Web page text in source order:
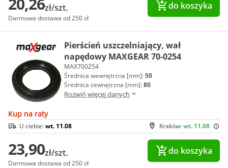
zł/szt.
Darmowa dostawa od 250 zł
do koszyka
Pierścień uszczelniający, wał
napędowy MAXGEAR 70-0254
MAX700254
Średnica wewnętrzna [mm]:50
Średnica zewnętrzna [mm]:80
Rozwiń więcej danych
Kup na raty
Kraków:wt. 11.08
U ciebie:wt. 11.08
23,90zł/szt.
Darmowa dostawa od 250 zł
do koszyka